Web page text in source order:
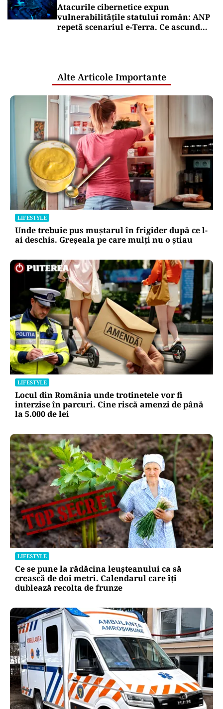
Atacurile cibernetice expun
vulnerabilitățile statului român: ANP
repetă scenariul e‑Terra. Ce ascund
Alte Articole Importante
LIFESTYLE
Unde trebuie pus muștarul în frigider după ce l-
ai deschis. Greșeala pe care mulți nu o știau
LIFESTYLE
Locul din România unde trotinetele vor fi
interzise în parcuri. Cine riscă amenzi de până
la 5.000 de lei
LIFESTYLE
Ce se pune la rădăcina leușteanului ca să
crească de doi metri. Calendarul care îți
dublează recolta de frunze